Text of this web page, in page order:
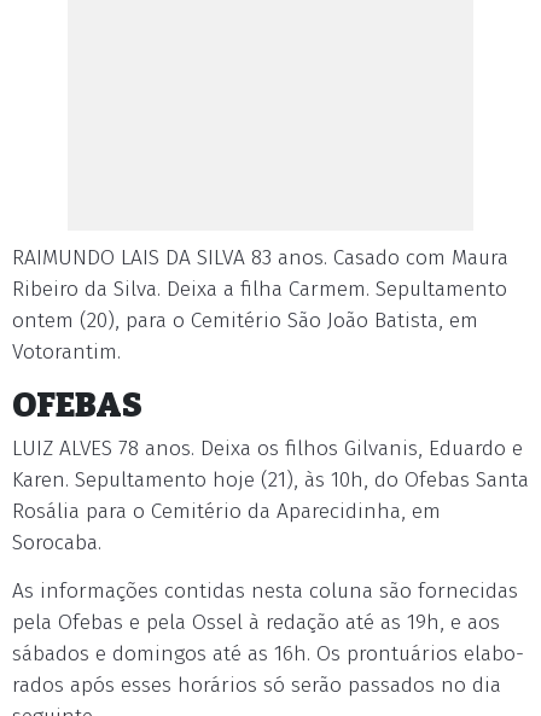
RAIMUNDO LAIS DA SILVA 83 anos. Casado com Maura
Ribeiro da Silva. Deixa a filha Carmem. Sepultamento
ontem (20), para o Cemitério São João Batista, em
Votorantim.
OFEBAS
LUIZ ALVES 78 anos. Deixa os filhos Gilvanis, Eduardo e
Karen. Sepultamento hoje (21), às 10h, do Ofebas Santa
Rosália para o Cemitério da Aparecidinha, em
Sorocaba.
As in­for­mações con­ti­das nes­ta co­lu­na são for­ne­ci­das
pe­la Ofe­bas e pe­la Os­sel à re­dação até as 19h, e aos
sá­ba­dos e do­min­gos até as 16h. Os pron­tuá­rios ela­bo­
ra­dos após es­ses ho­rá­rios só serão pas­sa­dos no dia